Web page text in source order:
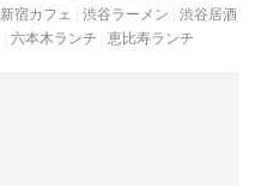
新宿カフェ 渋谷ラーメン 渋谷居酒
六本木ランチ 恵比寿ランチ